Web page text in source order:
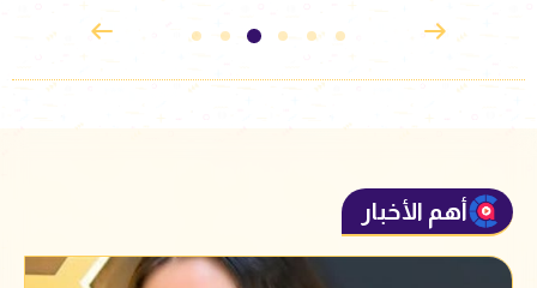
أهم الأخبار